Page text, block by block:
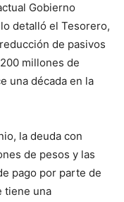
Gobierno
detalló el Tesorero,
de pasivos
millones de
una década en la
la deuda con
de pesos y las
pago por parte de
tiene una